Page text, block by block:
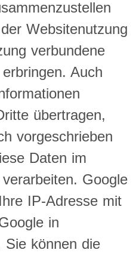
Websitenutzung
verbundene
Auch
übertragen,
vorgeschrieben
Daten im
Google
IP-Adresse mit
in
Sie können die